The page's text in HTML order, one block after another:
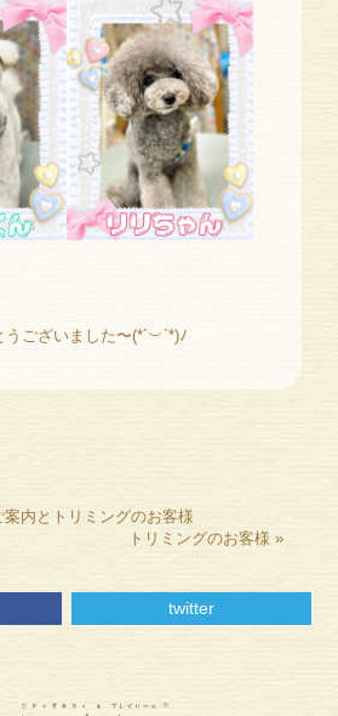
ございました〜(*´︶`*)ﾉ
内とトリミングのお客様
トリミングのお客様 »
twitter